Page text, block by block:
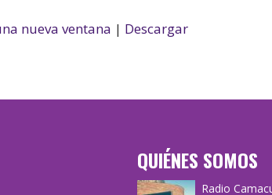
nueva ventana | Descargar
QUIÉNES SOMOS
Radio